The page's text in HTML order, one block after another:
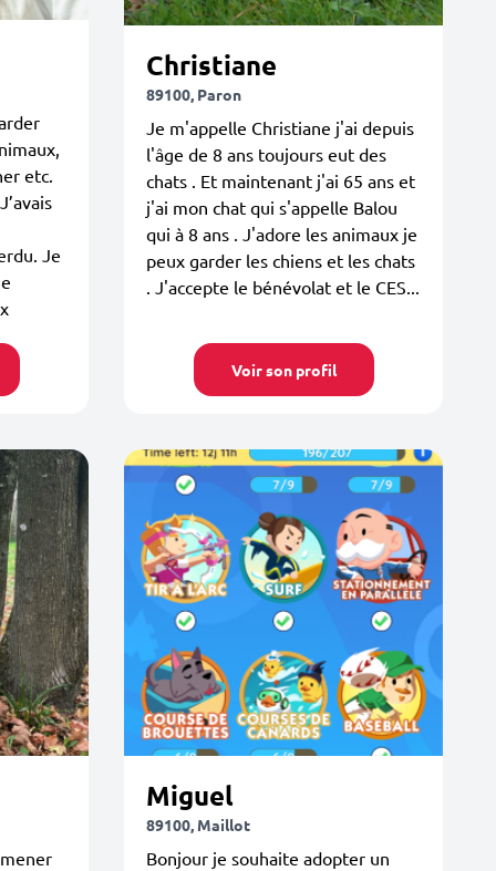
etc.
Je
Christiane
89100, Paron
Je m'appelle Christiane j'ai depuis
l'âge de 8 ans toujours eut des
chats . Et maintenant j'ai 65 ans et
j'ai mon chat qui s'appelle Balou
qui à 8 ans . J'adore les animaux je
peux garder les chiens et les chats
. J'accepte le bénévolat et le CES...
Voir son profil
Miguel
89100, Maillot
Bonjour je souhaite adopter un